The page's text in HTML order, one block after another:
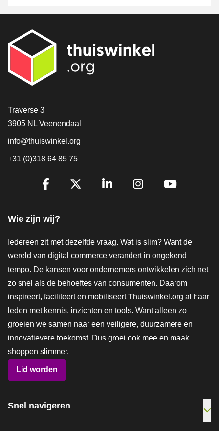
Contact
Traverse 3
3905 NL Veenendaal
info@thuiswinkel.org
+31 (0)318 64 85 75
Volg je ons al?
Wie zijn wij?
Iedereen zit met dezelfde vraag. Wat is slim? Want de
wereld van digital commerce verandert in ongekend
tempo. De kansen voor ondernemers ontwikkelen zich net
zo snel als de behoeftes van consumenten. Daarom
inspireert, faciliteert en mobiliseert Thuiswinkel.org al haar
leden met kennis, inzichten en tools. Want alleen zo
groeien we samen naar een veiligere, duurzamere en
innovatievere toekomst. Dus groei ook mee en maak
shoppen slimmer.
Lid worden
Snel navigeren